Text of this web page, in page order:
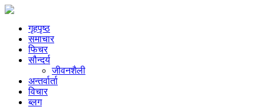
गृहपृष्ठ
समाचार
फिचर
सौन्दर्य
जीवनशैली
अन्तर्वार्ता
विचार
ब्लग